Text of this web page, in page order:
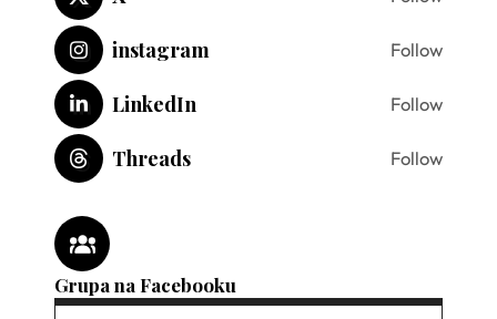
instagram Follow
LinkedIn Follow
Threads Follow
Grupa na Facebooku